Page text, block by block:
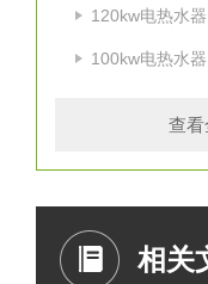
120kw电热水器
100kw电热水器
查看
相关